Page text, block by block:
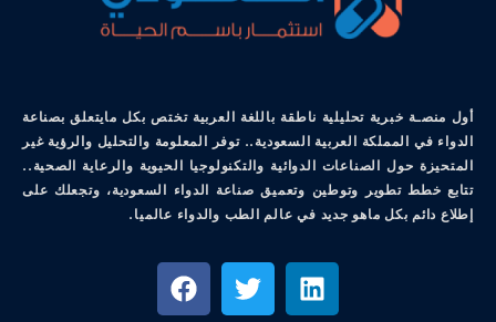
أول منصـة خبرية تحليلية ناطقة باللغة العربية تختص بكل مايتعلق بصناعة
الدواء في المملكة العربية السعودية.. توفر المعلومة والتحليل والرؤية غير
المتحيزة حول الصناعات الدوائية والتكنولوجيا الحيوية والرعاية الصحية..
تتابع خطط تطوير وتوطين وتعميق صناعة الدواء السعودية، وتجعلك على
إطلاع دائم بكل ماهو جديد في عالم الطب والدواء عالميا.